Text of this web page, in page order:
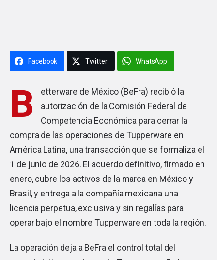
Facebook Twitter WhatsApp
B etterware de México (BeFra) recibió la
autorización de la Comisión Federal de
Competencia Económica para cerrar la
compra de las operaciones de Tupperware en
América Latina, una transacción que se formaliza el
1 de junio de 2026. El acuerdo definitivo, firmado en
enero, cubre los activos de la marca en México y
Brasil, y entrega a la compañía mexicana una
licencia perpetua, exclusiva y sin regalías para
operar bajo el nombre Tupperware en toda la región.
La operación deja a BeFra el control total del